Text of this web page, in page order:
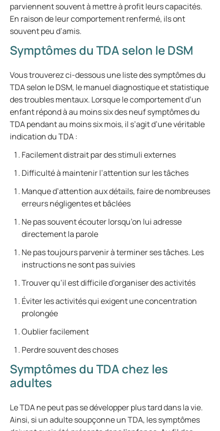
parviennent souvent à mettre à profit leurs capacités.
En raison de leur comportement renfermé, ils ont
souvent peu d’amis.
Symptômes du TDA selon le DSM
Vous trouverez ci-dessous une liste des symptômes du
TDA selon le DSM, le manuel diagnostique et statistique
des troubles mentaux. Lorsque le comportement d’un
enfant répond à au moins six des neuf symptômes du
TDA pendant au moins six mois, il s’agit d’une véritable
indication du TDA :
Facilement distrait par des stimuli externes
Difficulté à maintenir l’attention sur les tâches
Manque d’attention aux détails, faire de nombreuses
erreurs négligentes et bâclées
Ne pas souvent écouter lorsqu’on lui adresse
directement la parole
Ne pas toujours parvenir à terminer ses tâches. Les
instructions ne sont pas suivies
Trouver qu’il est difficile d’organiser des activités
Éviter les activités qui exigent une concentration
prolongée
Oublier facilement
Perdre souvent des choses
Symptômes du TDA chez les
adultes
Le TDA ne peut pas se développer plus tard dans la vie.
Ainsi, si un adulte soupçonne un TDA, les symptômes